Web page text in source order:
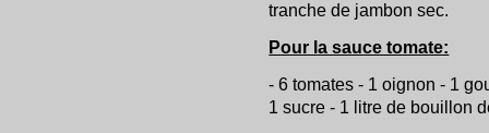
tranche de jambon sec.
Pour la sauce tomate:
- 6 tomates - 1 oignon - 1
1 sucre - 1 litre de bouillon